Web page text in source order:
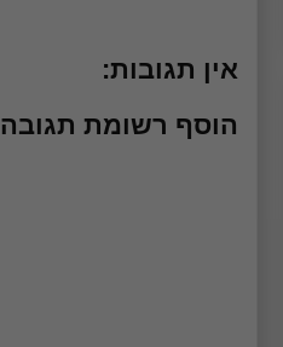
אין תגובות:
הוסף רשומת תגובה